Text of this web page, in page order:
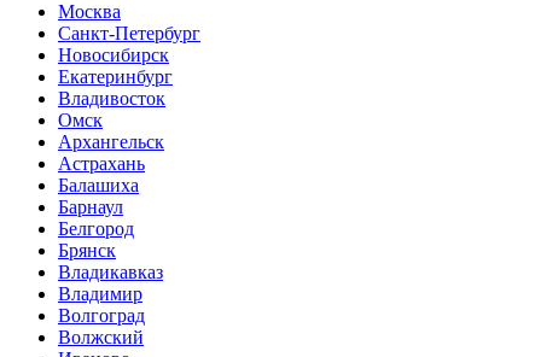
Москва
Санкт-Петербург
Новосибирск
Екатеринбург
Владивосток
Омск
Архангельск
Астрахань
Балашиха
Барнаул
Белгород
Брянск
Владикавказ
Владимир
Волгоград
Волжский